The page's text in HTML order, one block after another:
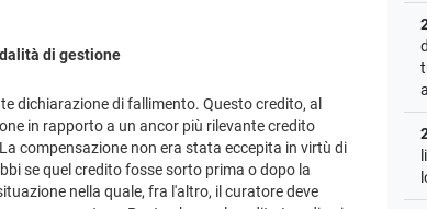
di gestione
dichiarazione di fallimento. Questo credito, al
in rapporto a un ancor più rilevante credito
compensazione non era stata eccepita in virtù di
se quel credito fosse sorto prima o dopo la
nella quale, fra l'altro, il curatore deve